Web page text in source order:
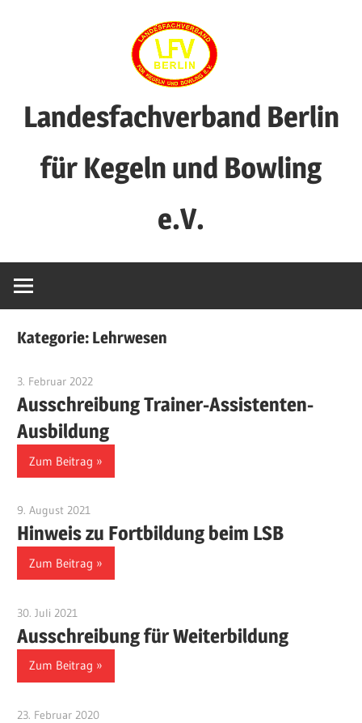
Landesfachverband Berlin
für Kegeln und Bowling
e.V.
Kategorie: Lehrwesen
3. Februar 2022
Ausschreibung Trainer-Assistenten-
Ausbildung
Zum Beitrag
9. August 2021
Hinweis zu Fortbildung beim LSB
Zum Beitrag
30. Juli 2021
Ausschreibung für Weiterbildung
Zum Beitrag
23. Februar 2020